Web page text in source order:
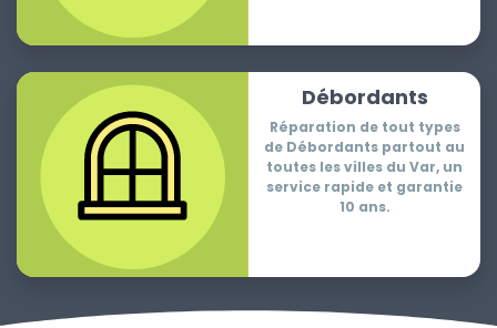
Débordants
Réparation de tout types
de Débordants partout au
toutes les villes du Var, un
service rapide et garantie
10 ans.